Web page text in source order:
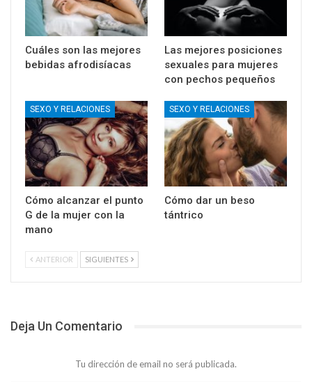
Cuáles son las mejores
bebidas afrodisíacas
Las mejores posiciones
sexuales para mujeres
con pechos pequeños
SEXO Y RELACIONES
Cómo alcanzar el punto
G de la mujer con la
mano
SEXO Y RELACIONES
Cómo dar un beso
tántrico
ANTERIOR SIGUIENTES
Deja Un Comentario
Tu dirección de email no será publicada.